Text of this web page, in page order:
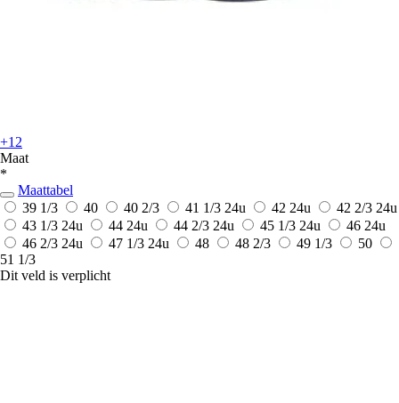
+12
Maat
*
Maattabel
39 1/3
40 40 2/3 41 1/3 24u 42 24u 42 2/3 24u
43 1/3 24u 44 24u 44 2/3 24u 45 1/3 24u 46 24u
46 2/3 24u 47 1/3 24u 48 48 2/3 49 1/3
50
51 1/3
Dit veld is verplicht